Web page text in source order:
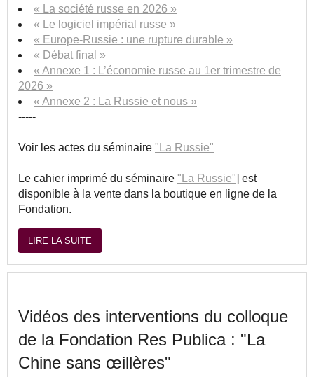
« La société russe en 2026 »
« Le logiciel impérial russe »
« Europe-Russie : une rupture durable »
« Débat final »
« Annexe 1 : L’économie russe au 1er trimestre de
2026 »
« Annexe 2 : La Russie et nous »
-----
Voir les actes du séminaire "La Russie"
Le cahier imprimé du séminaire "La Russie"] est
disponible à la vente dans la boutique en ligne de la
Fondation.
LIRE LA SUITE
Vidéos des interventions du colloque
de la Fondation Res Publica : "La
Chine sans œillères"